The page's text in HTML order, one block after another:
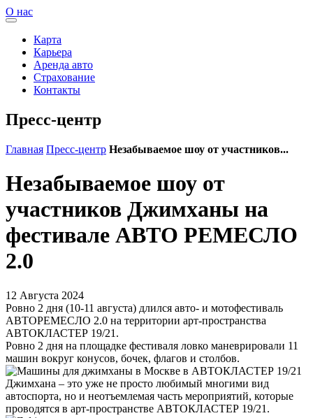
О нас
Карта
Карьера
Аренда авто
Страхование
Контакты
Пресс-центр
Главная Пресс-центр Незабываемое шоу от участников...
Незабываемое шоу от
участников Джимханы на
фестивале АВТО РЕМЕСЛО
2.0
12 Августа 2024
Ровно 2 дня (10-11 августа) длился авто- и мотофестиваль
АВТОРЕМЕСЛО 2.0 на территории арт-пространства
АВТОКЛАСТЕР 19/21.
Ровно 2 дня на площадке фестиваля ловко маневрировали 11
машин вокруг конусов, бочек, флагов и столбов.
Джимхана – это уже не просто любимый многими вид
автоспорта, но и неотъемлемая часть мероприятий, которые
проводятся в арт-пространстве АВТОКЛАСТЕР 19/21.